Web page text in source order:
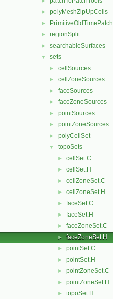
► polyMeshZipUpCells
► PrimitiveOldTimePatch
► regionSplit
► searchableSurfaces
▼ sets
► cellSources
► cellZoneSources
► faceSources
► faceZoneSources
► pointSources
► pointZoneSources
► polyCellSet
▼ topoSets
► cellSet.C
► cellSet.H
► cellZoneSet.C
► cellZoneSet.H
► faceSet.C
► faceSet.H
► faceZoneSet.C
► faceZoneSet.H
► pointSet.C
► pointSet.H
► pointZoneSet.C
► pointZoneSet.H
► topoSet.H